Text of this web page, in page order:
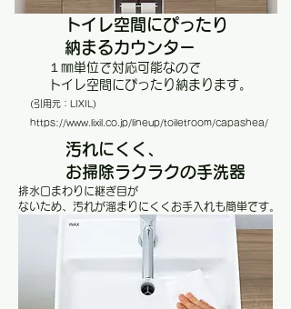
トイレ空間にぴったり
納まるカウンター
１㎜単位で対応可能なので
トイレ空間にぴったり納まります。
(引用元：LIXIL )
https://www.lixil.co.jp/lineup/toiletroom/capashea/
汚れにくく、
​お掃除ラクラクの手洗器
排水口まわりに継ぎ目が
ないため、​汚れが溜まりにくくお手入れも簡単です。